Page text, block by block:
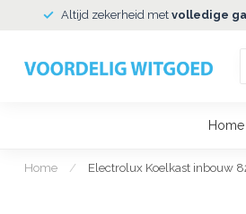
Altijd zekerheid met volledige
Home
Home / Electrolux Koelkast inbouw